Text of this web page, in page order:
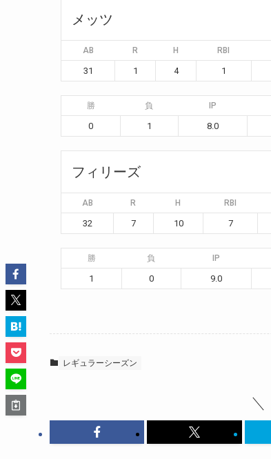
メッツ
AB R H RBI
31 1 4 1
勝 負 IP
0 1 8.0
フィリーズ
AB R H RBI
32 7 10 7
勝 負 IP
1 0 9.0
レギュラーシーズン